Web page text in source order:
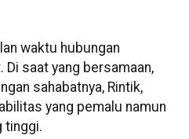
waktu hubungan
Di saat yang bersamaan,
sahabatnya, Rintik,
yang pemalu namun
tinggi.